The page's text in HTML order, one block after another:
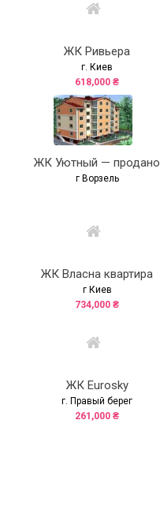
ЖК Ривьера
г. Киев
618,000 ₴
ЖК Уютный — продано
г Ворзель
ЖК Власна квартира
г Киев
734,000 ₴
ЖК Eurosky
г. Правый берег
261,000 ₴